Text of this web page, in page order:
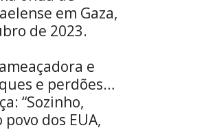
em Gaza,
de 2023.
e
e perdões…
“Sozinho,
dos EUA,